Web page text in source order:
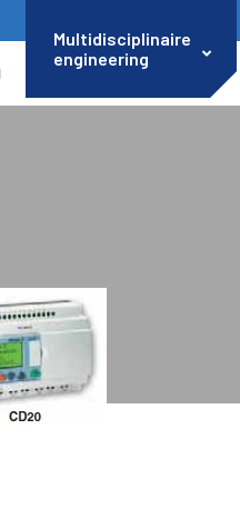
Multidisciplinaire
engineering